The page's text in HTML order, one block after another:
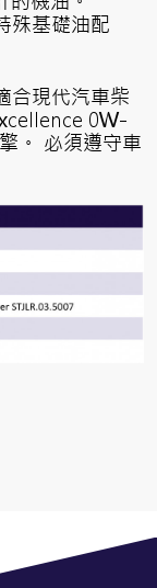
殊基礎油配
合現代汽車柴
0W-
。 必須遵守車